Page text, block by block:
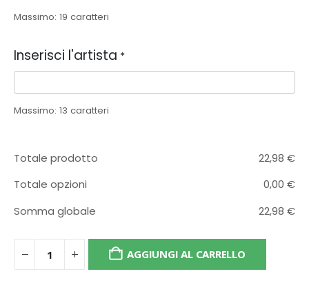
Massimo: 19 caratteri
Inserisci l'artista *
Massimo: 13 caratteri
Totale prodotto 22,98 €
Totale opzioni
0,00 €
Somma globale
22,98 €
AGGIUNGI AL CARRELLO